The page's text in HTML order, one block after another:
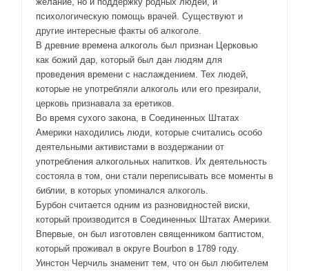
психологическую помощь врачей. Существуют и
другие интересные факты об алкоголе.
В древние времена алкоголь был признан Церковью
как божий дар, который был дан людям для
проведения времени с наслаждением. Тех людей,
которые не употребляли алкоголь или его презирали,
церковь признавала за еретиков.
Во время сухого закона, в Соединенных Штатах
Америки находились люди, которые считались особо
деятельными активистами в воздержании от
употребления алкогольных напитков. Их деятельность
состояла в том, они стали переписывать все моменты в
библии, в которых упоминался алкоголь.
Бурбон считается одним из разновидностей виски,
который производится в Соединенных Штатах Америки.
Впервые, он был изготовлен священником баптистом,
который проживал в округе Bourbon в 1789 году.
Уинстон Черчиль знаменит тем, что он был любителем